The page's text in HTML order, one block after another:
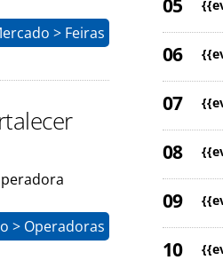
> Feiras
> Operadoras